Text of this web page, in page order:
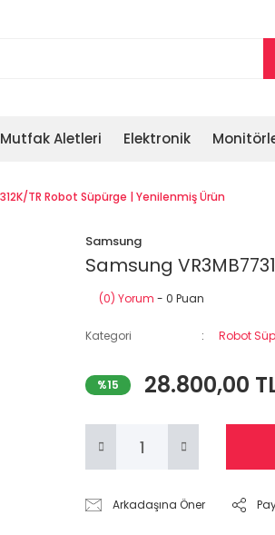
Aletleri Elektronik
TR Robot Süpürge | Yenilenmiş Ürün
Samsung
Samsung
(0) Yorum - 0 Puan
Kategori Robot
%15 28.800,00
Arkadaşına Öner